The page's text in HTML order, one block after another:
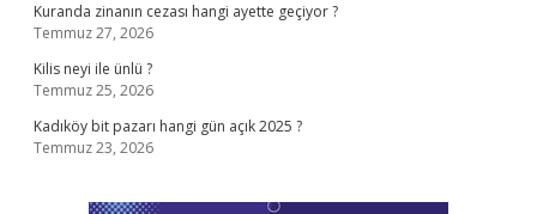
Kuranda zinanın cezası hangi ayette geçiyor ?
Temmuz 27, 2026
Kilis neyi ile ünlü ?
Temmuz 25, 2026
Kadıköy bit pazarı hangi gün açık 2025 ?
Temmuz 23, 2026